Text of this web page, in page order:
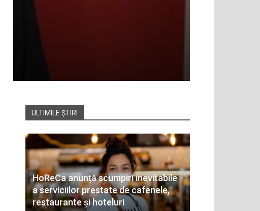
ULTIMILE ȘTIRI
HoReCa anunță scumpiri inevitabile
a serviciilor prestate de cafenele,
restaurante și hoteluri